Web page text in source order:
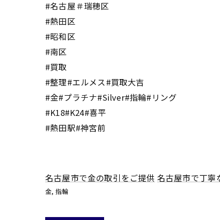
#名古屋＃瑞穂区
#熱田区
#昭和区
#南区
#買取
#整理#エルメス#買取大吉
#金#プラチナ#Silver#指輪#リング
#K18#K24#喜平
#熱田駅#神宮前
名古屋市で金の取引をご提供 名古屋市で丁寧
金 指輪